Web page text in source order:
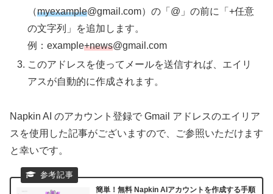
（myexample@gmail.com）の「@」の前に「+任意
の文字列」を追加します。
例：example+news@gmail.com
このアドレスを使ってメールを送信すれば、エイリ
アスが自動的に作成されます。
Napkin AI のアカウント登録で Gmail アドレスのエイリア
スを使用した記事がございますので、ご参照いただけます
と幸いです。
簡単！無料 Napkin AIアカウントを作成する手順